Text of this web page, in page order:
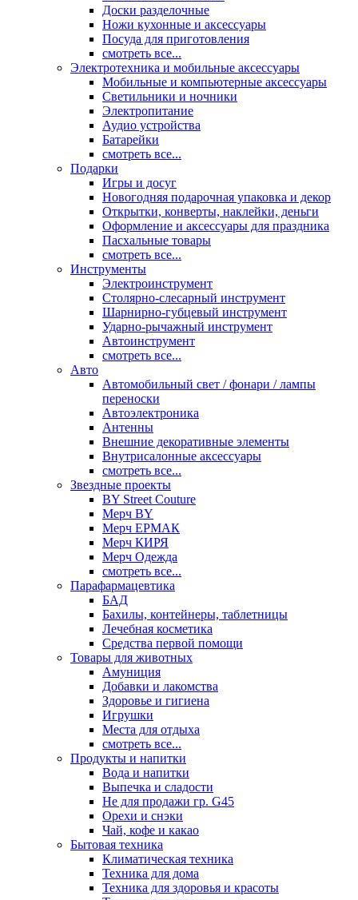
Доски разделочные
Ножи кухонные и аксессуары
Посуда для приготовления
смотреть все...
Электротехника и мобильные аксессуары
Мобильные и компьютерные аксессуары
Светильники и ночники
Электропитание
Аудио устройства
Батарейки
смотреть все...
Подарки
Игры и досуг
Новогодняя подарочная упаковка и декор
Открытки, конверты, наклейки, деньги
Оформление и аксессуары для праздника
Пасхальные товары
смотреть все...
Инструменты
Электроинструмент
Столярно-слесарный инструмент
Шарнирно-губцевый инструмент
Ударно-рычажный инструмент
Автоинструмент
смотреть все...
Авто
Автомобильный свет / фонари / лампы
переноски
Автоэлектроника
Антенны
Внешние декоративные элементы
Внутрисалонные аксессуары
смотреть все...
Звездные проекты
BY Street Couture
Мерч BY
Мерч ЕРМАК
Мерч КИРЯ
Мерч Одежда
смотреть все...
Парафармацевтика
БАД
Бахилы, контейнеры, таблетницы
Лечебная косметика
Средства первой помощи
Товары для животных
Амуниция
Добавки и лакомства
Здоровье и гигиена
Игрушки
Места для отдыха
смотреть все...
Продукты и напитки
Вода и напитки
Выпечка и сладости
Не для продажи гр. G45
Орехи и снэки
Чай, кофе и какао
Бытовая техника
Климатическая техника
Техника для дома
Техника для здоровья и красоты